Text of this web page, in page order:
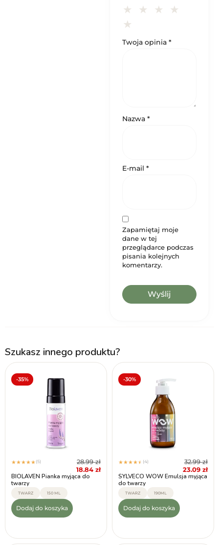
Twoja opinia *
Nazwa *
E-mail *
Zapamiętaj moje
dane w tej
przeglądarce podczas
pisania kolejnych
komentarzy.
Szukasz innego produktu?
-35%
★★★★★(5) 28.99zł
18.84 zł
BIOLAVEN Pianka myjąca do
twarzy
TWARZ 150 ML
Dodaj do koszyka
-30%
★★★★★ (4) 32.99zł
23.09 zł
SYLVECO WOW Emulsja myjąca
do twarzy
TWARZ 190ML
Dodaj do koszyka